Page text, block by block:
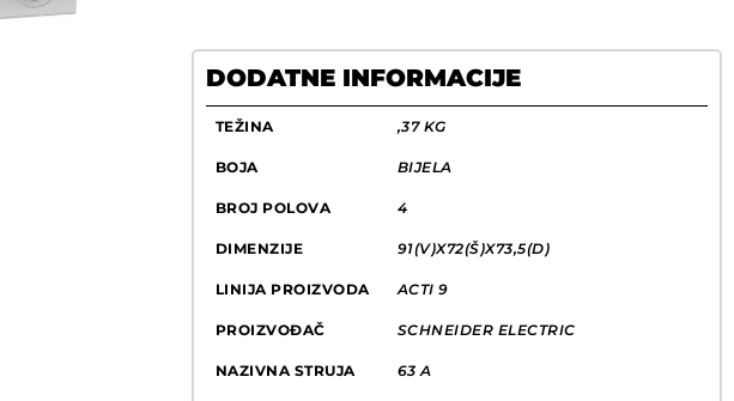
DODATNE INFORMACIJE
TEŽINA ,37 KG
BOJA BIJELA
BROJ POLOVA 4
DIMENZIJE 91(V)X72(Š)X73,5(D)
LINIJA PROIZVODA ACTI 9
PROIZVOĐAČ SCHNEIDER ELECTRIC
NAZIVNA STRUJA 63 A